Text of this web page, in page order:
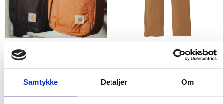
Samtykke Detaljer Om
CARHARTT SLING BAG
Carhartt
Flere varianter
CARHARTT SLIM TAPERED MID
TIER PANT
Carhartt